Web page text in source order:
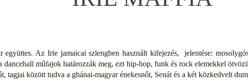
Az Irie jamaicai szlengben használt kifejezés, jelentése:
dancehall műfajok határozzák meg, ezt hip-hop, funk és rock elemekkel
tagjai között tudva a ghánai-magyar énekesnőt, Senát és a két közkedvelt